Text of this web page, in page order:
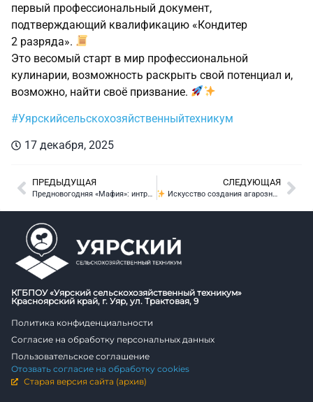
первый профессиональный документ,
подтверждающий квалификацию «Кондитер
2 разряда».
Это весомый старт в мир профессиональной
кулинарии, возможность раскрыть свой потенциал и,
возможно, найти своё призвание.
#Уярскийсельскохозяйственныйтехникум
17 декабря, 2025
ПРЕДЫДУЩАЯ
Предновогодняя «Мафия»: интрига до последнего
СЛЕДУЮЩАЯ
Искусство создания агарозного геля: ключ к разгадке тайн ДНК в агрономии!
КГБПОУ «Уярский сельскохозяйственный техникум»
Красноярский край, г. Уяр, ул. Трактовая, 9
Политика конфиденциальности
Согласие на обработку персональных данных
Пользовательское соглашение
Отозвать согласие на обработку cookies
Старая версия сайта (архив)